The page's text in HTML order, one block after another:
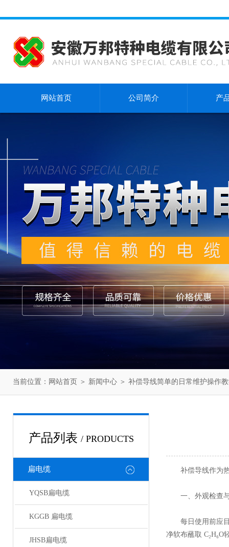
网站首页 公司简介 产
当前位置： 网站首页 ＞ 新闻中心 ＞ 补偿导线简单的日常维护操作
产品列表 / PRODUCTS
扁电缆
YQSB扁电缆
KGGB 扁电缆
JHSB扁电缆
补偿导线作为热
一、外观检查
每日使用前应目
净软布蘸取